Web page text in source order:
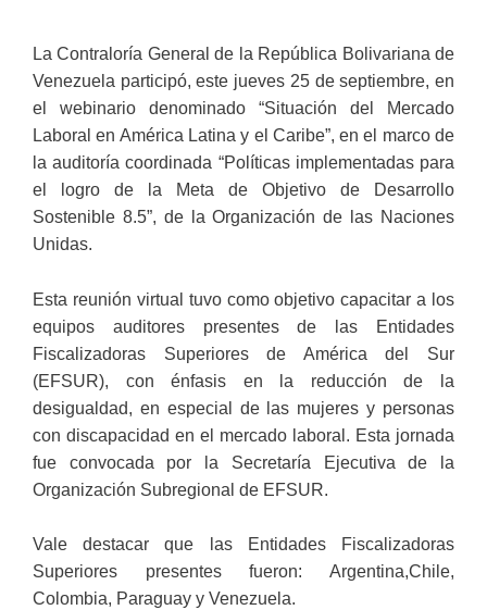
La Contraloría General de la República Bolivariana de
Venezuela participó, este jueves 25 de septiembre, en
el webinario denominado “Situación del Mercado
Laboral en América Latina y el Caribe”, en el marco de
la auditoría coordinada “Políticas implementadas para
el logro de la Meta de Objetivo de Desarrollo
Sostenible 8.5”, de la Organización de las Naciones
Unidas.
Esta reunión virtual tuvo como objetivo capacitar a los
equipos auditores presentes de las Entidades
Fiscalizadoras Superiores de América del Sur
(EFSUR), con énfasis en la reducción de la
desigualdad, en especial de las mujeres y personas
con discapacidad en el mercado laboral. Esta jornada
fue convocada por la Secretaría Ejecutiva de la
Organización Subregional de EFSUR.
Vale destacar que las Entidades Fiscalizadoras
Superiores presentes fueron: Argentina,Chile,
Colombia, Paraguay y Venezuela.